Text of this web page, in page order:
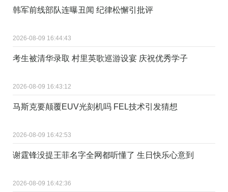
韩军前线部队连曝丑闻 纪律松懈引批评
2026-08-09 16:44:43
考生被清华录取 村里英歌巡游设宴 庆祝优秀学子
2026-08-09 16:43:12
马斯克要颠覆EUV光刻机吗 FEL技术引发猜想
2026-08-09 16:42:53
谢霆锋没提王菲名字全网都听懂了 生日快乐心意到
2026-08-09 16:42:36